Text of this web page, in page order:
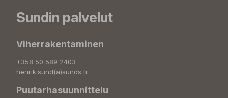
Sundin palvelut
Viherrakentaminen
+358 50 589 2403
henrik.sund(a)sunds.fi
Puutarhasuunnittelu